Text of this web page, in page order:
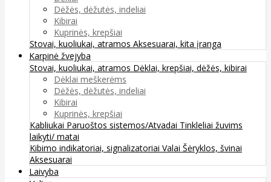
Dėžės, dėžutės, indeliai
Kibirai
Kuprinės, krepšiai
Stovai, kuoliukai, atramos Aksesuarai, kita įranga
Karpinė žvejyba
Stovai, kuoliukai, atramos Dėklai, krepšiai, dėžės, kibirai
Dėklai meškerėms
Dėžės, dėžutės, indeliai
Kibirai
Kuprinės, krepšiai
Kabliukai Paruoštos sistemos/Atvadai Tinkleliai žuvims
laikyti/ matai
Kibimo indikatoriai, signalizatoriai Valai Šėryklos, švinai
Aksesuarai
Laivyba